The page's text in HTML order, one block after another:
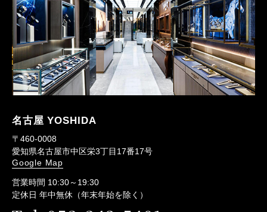
名古屋 YOSHIDA
〒460-0008
愛知県名古屋市中区栄3丁目17番17号
Google Map
営業時間 10:30～19:30
定休日 年中無休（年末年始を除く）